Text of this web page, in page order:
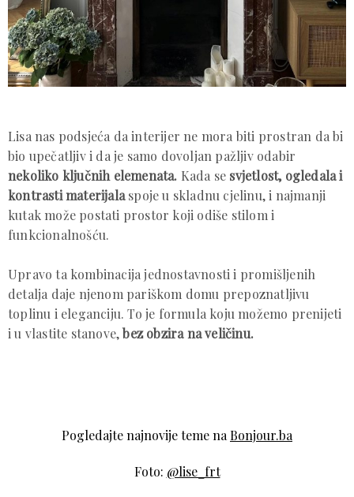
Lisa nas podsjeća da interijer ne mora biti prostran da bi
bio upečatljiv i da je samo dovoljan pažljiv odabir
nekoliko ključnih elemenata. Kada se svjetlost, ogledala i
kontrasti materijalaspoje u skladnu cjelinu, i najmanji
kutak može postati prostor koji odiše stilom i
funkcionalnošću.
Upravo ta kombinacija jednostavnosti i promišljenih
detalja daje njenom pariškom domu prepoznatljivu
toplinu i eleganciju. To je formula koju možemo prenijeti
i u vlastite stanove,bez obzira na veličinu.
Pogledajte najnovije teme na Bonjour.ba
Foto: @lise_frt